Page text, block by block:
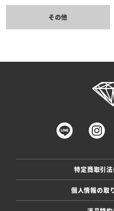
その他
特定商取引
個人情報の取